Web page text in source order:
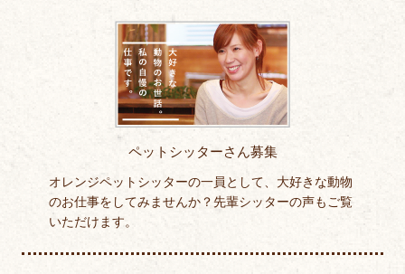
ペットシッターさん募集
オレンジペットシッターの一員として、大好きな動物
のお仕事をしてみませんか？先輩シッターの声もご覧
いただけます。